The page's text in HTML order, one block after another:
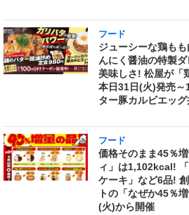
フード
ジューシーな鶏も
んにく醤油の特製
美味しさ! 松屋が「
本日31日(火)発売
ター豚カルビエッグ
フード
価格そのまま45％
ィ」は1,102kcal!
ケーキ」など6品!
トの「なぜか45％
(火)から開催